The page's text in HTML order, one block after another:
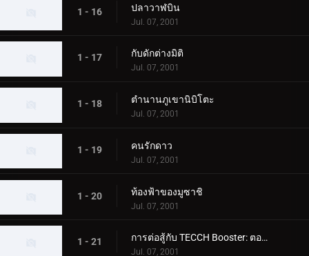
1 - 16 ปลาวาฬบิน
Jul. 07, 2001
1 - 17 กับดักต่างมิติ
Jul. 07, 2001
1 - 18 ตำนานภูเขานิบิโตะ
Jul. 07, 2001
1 - 19 คนรักดาว
Jul. 07, 2001
1 - 20 ท้องฟ้าของมูซาชิ
Jul. 07, 2001
1 - 21 การต่อสู้กับ TECCH Booster: ตอนที่ 1
Jul. 07, 2001